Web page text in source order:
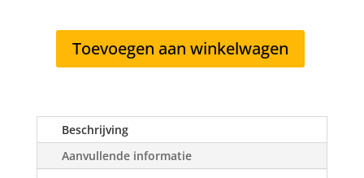
Afgewerkte
tot
aantal
Toevoegen aan winkelwagen
Beschrijving
Aanvullende informatie